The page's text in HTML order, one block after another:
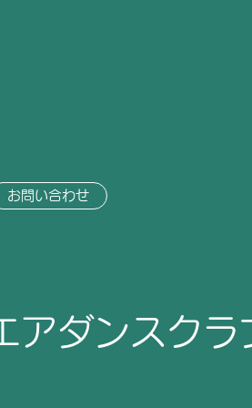
お問い合わせ
アダンスクラ